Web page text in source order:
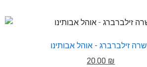
שרה זילברברג - אוהל אבותינו
20.00 ₪